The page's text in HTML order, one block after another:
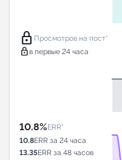
lock Просмотров на пост*
lock в первые 24 часа
10.8%ERR*
10.8ERR за 24 часа
13.35ERR за 48 часов